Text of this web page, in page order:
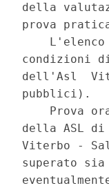
della
prova
L'elenco
condizioni
dell'Asl
pubblici).
Prova
della ASL
Viterbo -
superato